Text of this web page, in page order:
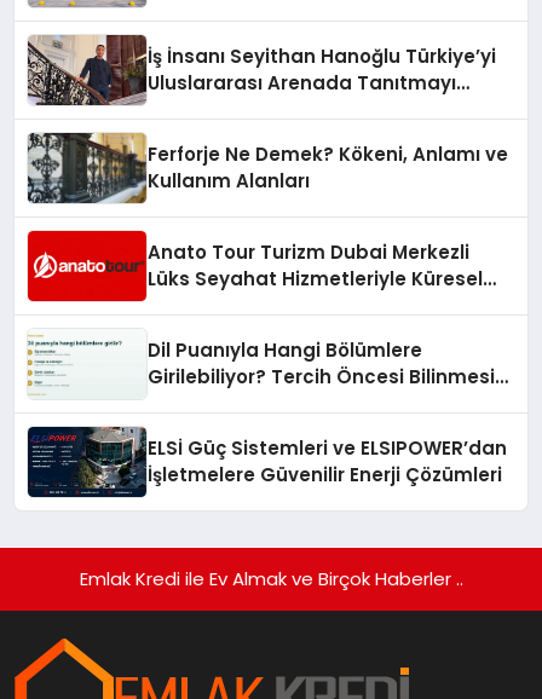
İş İnsanı Seyithan Hanoğlu Türkiye’yi
Uluslararası Arenada Tanıtmayı
Ferforje Ne Demek? Kökeni, Anlamı ve
Kullanım Alanları
Anato Tour Turizm Dubai Merkezli
Lüks Seyahat Hizmetleriyle Küresel
Dil Puanıyla Hangi Bölümlere
Girilebiliyor? Tercih Öncesi Bilinmesi
ELSİ Güç Sistemleri ve ELSIPOWER’dan
İşletmelere Güvenilir Enerji Çözümleri
Emlak Kredi ile Ev Almak ve Birçok Haberler ..